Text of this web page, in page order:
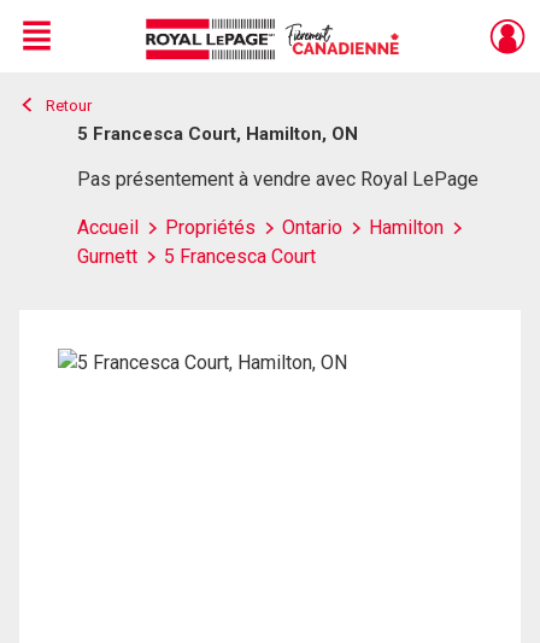
Live
En Direct
Menu
Retour
5 Francesca Court, Hamilton, ON
Pas présentement à vendre avec Royal LePage
Accueil Propriétés Ontario
Hamilton
Gurnett
5 Francesca Court